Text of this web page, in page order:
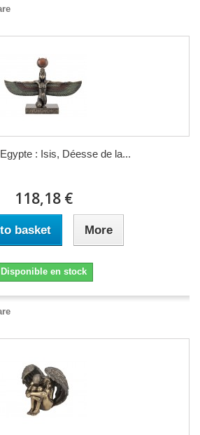
: Isis, Déesse de la...
118,18 €
basket More
Disponible en stock